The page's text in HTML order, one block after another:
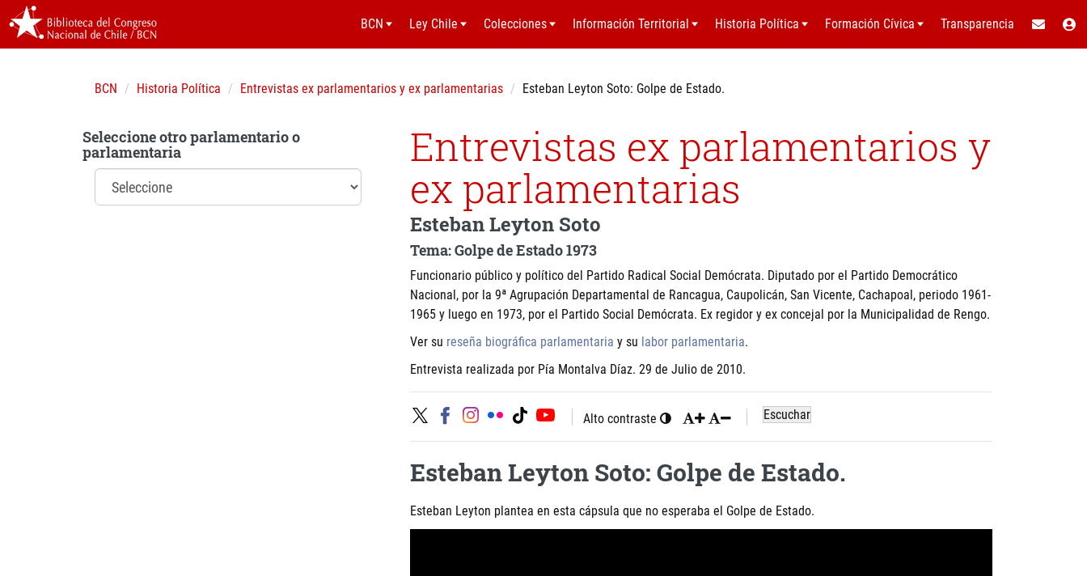
BCN Ley Chile Colecciones Información Territorial Historia Política Formación Cívica Transparencia
BCN Historia Política Entrevistas ex parlamentarios y ex parlamentarias Esteban Leyton Soto: Golpe de Estado.
Seleccione otro parlamentario o
parlamentaria
Entrevistas ex parlamentarios y
ex parlamentarias
Esteban Leyton Soto
Tema: Golpe de Estado 1973
Funcionario público y político del Partido Radical Social Demócrata. Diputado por el Partido Democrático
Nacional, por la 9ª Agrupación Departamental de Rancagua, Caupolicán, San Vicente, Cachapoal, periodo 1961-
1965 y luego en 1973, por el Partido Social Demócrata. Ex regidor y ex concejal por la Municipalidad de Rengo.
Ver su reseña biográfica parlamentaria y su labor parlamentaria.
Entrevista realizada por Pía Montalva Díaz. 29 de Julio de 2010.
Alto contraste Escuchar
Esteban Leyton Soto: Golpe de Estado.
Esteban Leyton plantea en esta cápsula que no esperaba el Golpe de Estado.